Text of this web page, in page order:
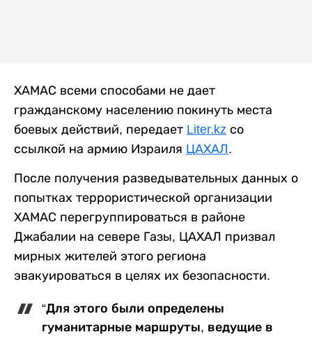
ХАМАС всеми способами не дает
гражданскому населению покинуть места
боевых действий, передает Liter.kz со
ссылкой на армию Израиля ЦАХАЛ.
После получения разведывательных данных о
попытках террористической организации
ХАМАС перегруппироваться в районе
Джабалии на севере Газы, ЦАХАЛ призвал
мирных жителей этого региона
эвакуироваться в целях их безопасности.
“Для этого были определены
гуманитарные маршруты, ведущие в